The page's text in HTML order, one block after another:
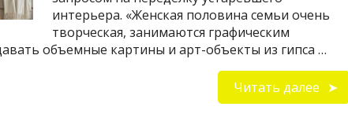
интерьера. «Женская половина семьи очень
творческая, занимаются графическим
объемные картины и арт-объекты из гипса …
Читать далее